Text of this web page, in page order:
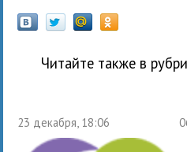
Читайте также в
23 декабря, 18:06